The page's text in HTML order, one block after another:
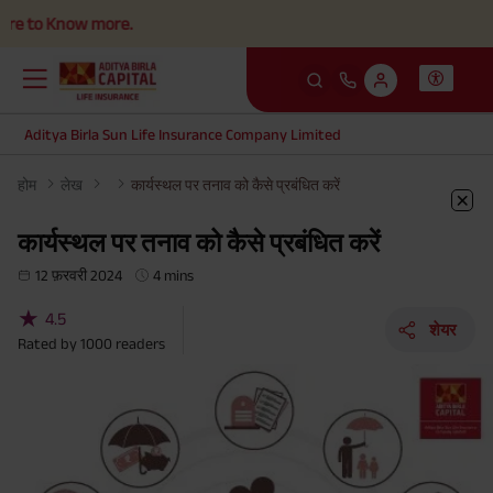
more.
Aditya Birla Sun Life Insurance Company Limited
होम लेख कार्यस्थल पर तनाव को कैसे प्रबंधित करें
कार्यस्थल पर तनाव को कैसे प्रबंधित करें
12 फ़रवरी 2024 4 mins
★ 4.5
Rated by 1000 readers
शेयर